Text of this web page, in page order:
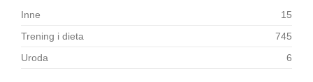
Inne
15
Trening i dieta
745
Uroda
6